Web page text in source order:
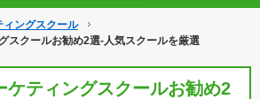
ィングスクール
スクールお勧め2選-人気スクールを厳選
ケティングスクールお勧め2